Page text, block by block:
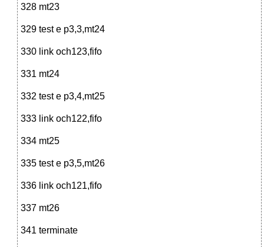
328 mt23
329 test e p3,3,mt24
330 link och123,fifo
331 mt24
332 test e p3,4,mt25
333 link och122,fifo
334 mt25
335 test e p3,5,mt26
336 link och121,fifo
337 mt26
341 terminate